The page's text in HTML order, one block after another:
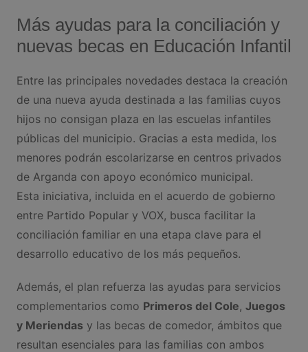
Más ayudas para la conciliación y
nuevas becas en Educación Infantil
Entre las principales novedades destaca la creación
de una nueva ayuda destinada a las familias cuyos
hijos no consigan plaza en las escuelas infantiles
públicas del municipio. Gracias a esta medida, los
menores podrán escolarizarse en centros privados
de Arganda con apoyo económico municipal.
Esta iniciativa, incluida en el acuerdo de gobierno
entre Partido Popular y VOX, busca facilitar la
conciliación familiar en una etapa clave para el
desarrollo educativo de los más pequeños.
Además, el plan refuerza las ayudas para servicios
complementarios como Primeros del Cole, Juegos
y Meriendasy las becas de comedor, ámbitos que
resultan esenciales para las familias con ambos